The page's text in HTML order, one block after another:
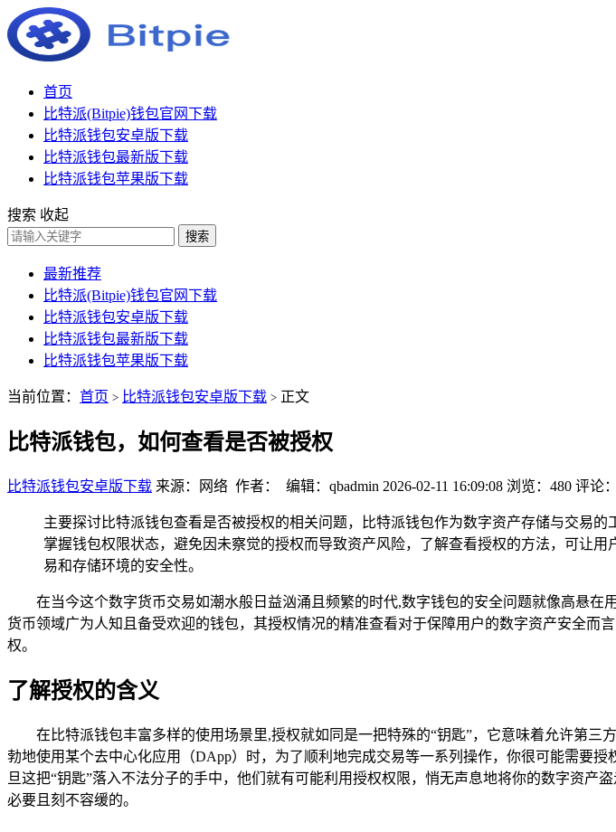
首页
比特派(Bitpie)钱包官网下载
比特派钱包安卓版下载
比特派钱包最新版下载
比特派钱包苹果版下载
搜索 收起
搜索
最新推荐
比特派(Bitpie)钱包官网下载
比特派钱包安卓版下载
比特派钱包最新版下载
比特派钱包苹果版下载
当前位置： 首页 > 比特派钱包安卓版下载 > 正文
比特派钱包，如何查看是否被授权
比特派钱包安卓版下载 来源：网络 作者： 编辑：qbadmin 2026-02-11 16:09:08 浏览：480 评论
主要探讨比特派钱包查看是否被授权的相关问题，比特派钱包作为数字资产存储与交易
掌握钱包权限状态，避免因未察觉的授权而导致资产风险，了解查看授权的方法，可让
易和存储环境的安全性。
在当今这个数字货币交易如潮水般日益汹涌且频繁的时代,数字钱包的安全问题就像高悬
货币领域广为人知且备受欢迎的钱包，其授权情况的精准查看对于保障用户的数字资产安全
权。
了解授权的含义
在比特派钱包丰富多样的使用场景里,授权就如同是一把特殊的“钥匙”，它意味着允许第
勃地使用某个去中心化应用（DApp）时，为了顺利地完成交易等一系列操作，你很可能需要
旦这把“钥匙”落入不法分子的手中，他们就有可能利用授权权限，悄无声息地将你的数字资
必要且刻不容缓的。